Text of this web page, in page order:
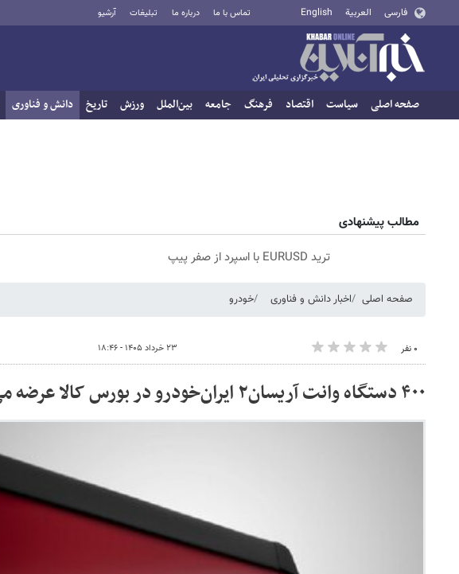
فارسی العربية English تماس با ما درباره ما تبلیغات آرشیو
صفحه اصلی سیاست اقتصاد فرهنگ جامعه بین‌الملل ورزش تاریخ دانش و فناوری
مطالب پیشنهادی
ترید EURUSD با اسپرد از صفر پیپ
صفحه اصلی اخبار دانش و فناوری خودرو
۰ نفر ۲۳ خرداد ۱۴۰۵ - ۱۸:۴۶
۴۰۰ دستگاه وانت آریسان۲ ایران‌خودرو در بورس کالا عرضه می‌شود